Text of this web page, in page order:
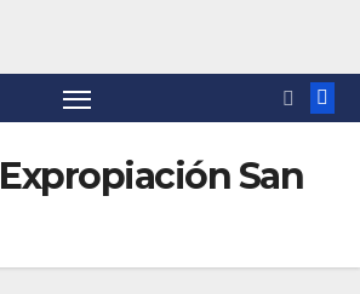
Expropiación San